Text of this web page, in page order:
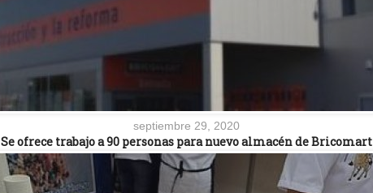
septiembre 29, 2020
Se ofrece trabajo a 90 personas para nuevo almacén de Bricomart